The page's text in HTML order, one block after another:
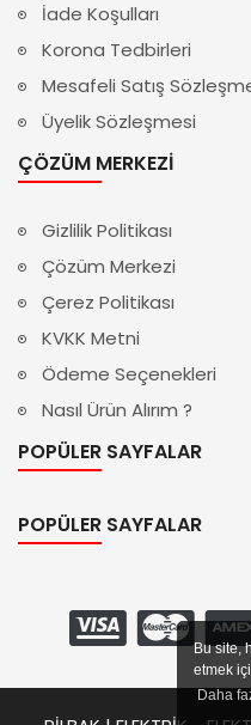
Bu site,
etmek
Daha
İade Koşulları
Korona Tedbirleri
Mesafeli Satış
Üyelik Sözleşmesi
ÇÖZÜM MERKEZI
Gizlilik Politikası
Çözüm Merkezi
Çerez Politikası
KVKK Metni
Ödeme Seçenekleri
Nasıl Ürün Alırım ?
POPÜLER SAYFALAR
POPÜLER SAYFALAR